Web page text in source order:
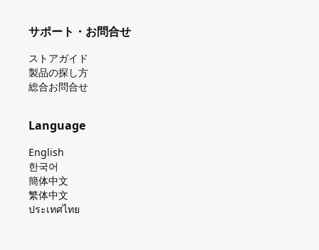
サポート・お問合せ
ストアガイド
製品の探し⽅
総合お問合せ
Language
English
한국어
簡体中文
繁体中文
ประเทศไทย